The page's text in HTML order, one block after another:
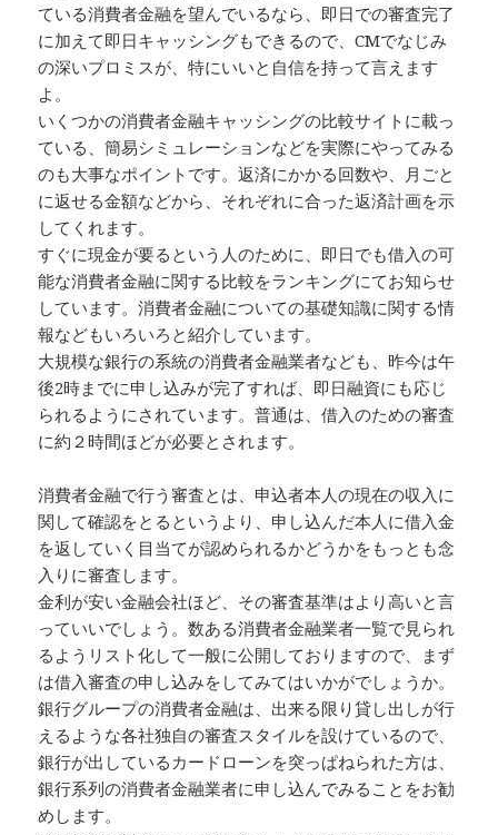
ている消費者金融を望んでいるなら、即日での審査完了
に加えて即日キャッシングもできるので、CMでなじみ
の深いプロミスが、特にいいと自信を持って言えます
よ。
いくつかの消費者金融キャッシングの比較サイトに載っ
ている、簡易シミュレーションなどを実際にやってみる
のも大事なポイントです。返済にかかる回数や、月ごと
に返せる金額などから、それぞれに合った返済計画を示
してくれます。
すぐに現金が要るという人のために、即日でも借入の可
能な消費者金融に関する比較をランキングにてお知らせ
しています。消費者金融についての基礎知識に関する情
報などもいろいろと紹介しています。
大規模な銀行の系統の消費者金融業者なども、昨今は午
後2時までに申し込みが完了すれば、即日融資にも応じ
られるようにされています。普通は、借入のための審査
に約２時間ほどが必要とされます。
消費者金融で行う審査とは、申込者本人の現在の収入に
関して確認をとるというより、申し込んだ本人に借入金
を返していく目当てが認められるかどうかをもっとも念
入りに審査します。
金利が安い金融会社ほど、その審査基準はより高いと言
っていいでしょう。数ある消費者金融業者一覧で見られ
るようリスト化して一般に公開しておりますので、まず
は借入審査の申し込みをしてみてはいかがでしょうか。
銀行グループの消費者金融は、出来る限り貸し出しが行
えるような各社独自の審査スタイルを設けているので、
銀行が出しているカードローンを突っぱねられた方は、
銀行系列の消費者金融業者に申し込んでみることをお勧
めします。